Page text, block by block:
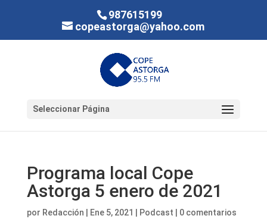
987615199
copeastorga@yahoo.com
Seleccionar Página
Programa local Cope
Astorga 5 enero de 2021
por Redacción Ene 5, 2021 Podcast 0 comentarios